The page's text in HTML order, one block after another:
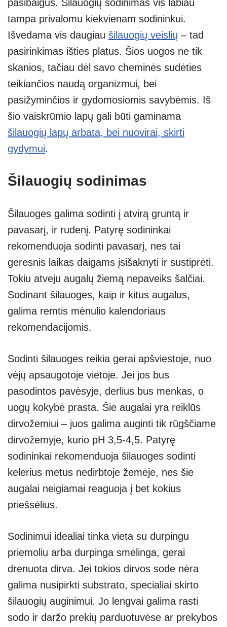
A
p
p
a
m
n
g
er
pasibaigus. Šilauogių sodinimas vis labiau
tampa privalomu kiekvienam sodininkui.
Išvedama vis daugiau šilauogių veislių – tad
pasirinkimas išties platus. Šios uogos ne tik
skanios, tačiau dėl savo cheminės sudėties
teikiančios naudą organizmui, bei
pasižyminčios ir gydomosiomis savybėmis. Iš
šio vaiskrūmio lapų gali būti gaminama
šilauogių lapų arbata, bei nuovirai, skirti
gydymui.
Šilauogių sodinimas
Šilauoges galima sodinti į atvirą gruntą ir
pavasarį, ir rudenį. Patyrę sodininkai
rekomenduoja sodinti pavasarį, nes tai
geresnis laikas daigams įsišaknyti ir sustiprėti.
Tokiu atveju augalų žiemą nepaveiks šalčiai.
Sodinant šilauoges, kaip ir kitus augalus,
galima remtis mėnulio kalendoriaus
rekomendacijomis.
Sodinti šilauoges reikia gerai apšviestoje, nuo
vėjų apsaugotoje vietoje. Jei jos bus
pasodintos pavėsyje, derlius bus menkas, o
uogų kokybė prasta. Šie augalai yra reiklūs
dirvožemiui – juos galima auginti tik rūgščiame
dirvožemyje, kurio pH 3,5-4,5. Patyrę
sodininkai rekomenduoja šilauoges sodinti
kelerius metus nedirbtoje žemėje, nes šie
augalai neigiamai reaguoja į bet kokius
priešsėlius.
Sodinimui idealiai tinka vieta su durpingu
priemoliu arba durpinga smėlinga, gerai
drenuota dirva. Jei tokios dirvos sode nėra
galima nusipirkti substrato, specialiai skirto
šilauogių auginimui. Jo lengvai galima rasti
sodo ir daržo prekių parduotuvėse ar prekybos